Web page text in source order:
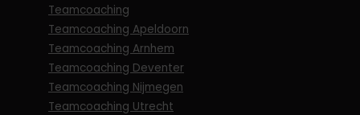
Teamcoaching
Teamcoaching Apeldoorn
Teamcoaching Arnhem
Teamcoaching Deventer
Teamcoaching Nijmegen
Teamcoaching Utrecht